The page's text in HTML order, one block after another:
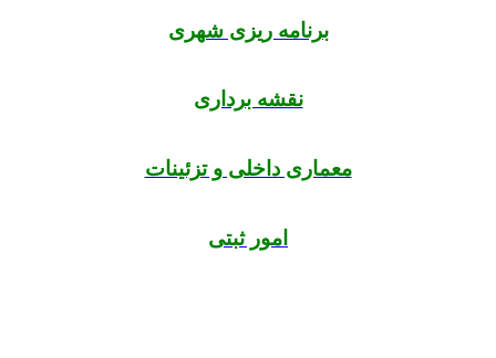
برنامه ریزی شهری
نقشه برداری
معماری داخلی و تزئینات
امور ثبتی